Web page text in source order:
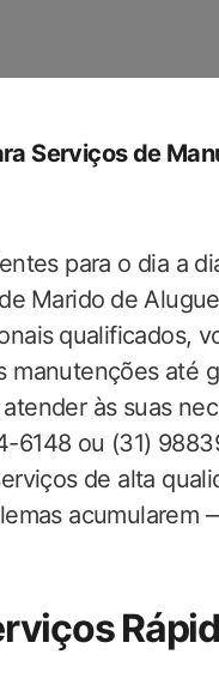
Serviços de
para o‌ dia a
⁤Marido ⁣de
qualificados,‌
manutenções até
às‍ suas
6148 ou (31)
de alta
acumularem